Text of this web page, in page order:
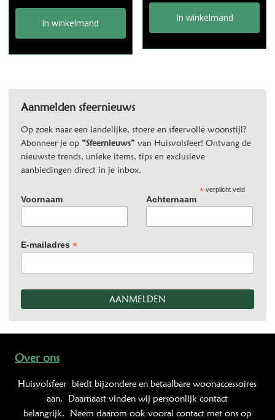
In winkelmand In winkelmand
Aanmelden sfeernieuws
Op zoek naar een landelijke, stoere en sfeervolle woonstijl?
Abonneer je op “Sfeernieuws” van Huisvolsfeer! Ontvang de
nieuwste trends, unieke items, tips en exclusieve
aanbiedingen direct in je inbox.
*verplicht veld
Voornaam Achternaam
E-mailadres *
Over ons
Huisvolsfeer biedt bijzondere en betaalbare woonaccessoires
aan. Daarnaast vinden wij persoonlijk contact
belangrijk. Neem daarom ook vooral contact met ons op